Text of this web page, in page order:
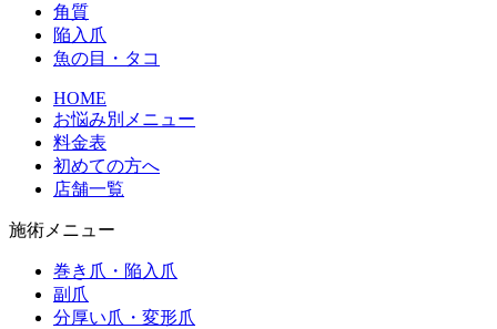
角質
陥入爪
魚の目・タコ
HOME
お悩み別メニュー
料金表
初めての方へ
店舗一覧
施術メニュー
巻き爪・陥入爪
副爪
分厚い爪・変形爪